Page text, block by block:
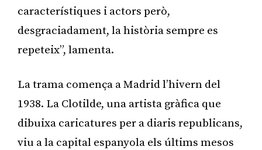
característiques i actors però,
desgraciadament, la història sempre es
repeteix”, lamenta.
La trama comença a Madrid l’hivern del
1938. La Clotilde, una artista gràfica que
dibuixa caricatures per a diaris republicans,
viu a la capital espanyola els últims mesos